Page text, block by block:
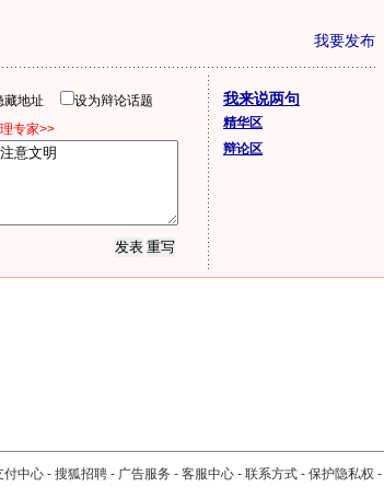
我要发布
藏地址
设为辩论话题
专家>>
我来说两句
精华区
辩论区
付中心 - 搜狐招聘 - 广告服务 - 客服中心 - 联系方式 - 保护隐私权 -